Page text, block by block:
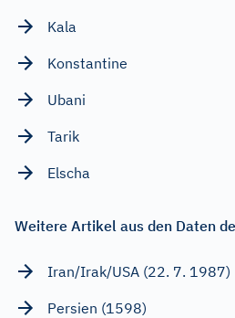
Kala
Konstantine
Ubani
Tarik
Elscha
Weitere Artikel aus den Daten
Iran/Irak/USA (22. 7. 1987)
Persien (1598)